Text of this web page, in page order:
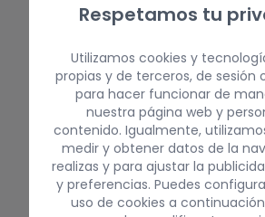
Respetamos tu
Utilizamos cookies y
propias y de terceros, de sesión
para hacer funcionar de
nuestra página web y
contenido. Igualmente,
medir y obtener datos de la
realizas y para ajustar la
y preferencias. Puedes
uso de cookies a